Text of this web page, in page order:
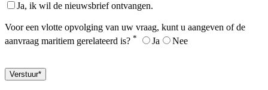
Ja, ik wil de nieuwsbrief ontvangen.
Voor een vlotte opvolging van uw vraag, kunt u aangeven of de
aanvraag maritiem gerelateerd is? * Ja Nee